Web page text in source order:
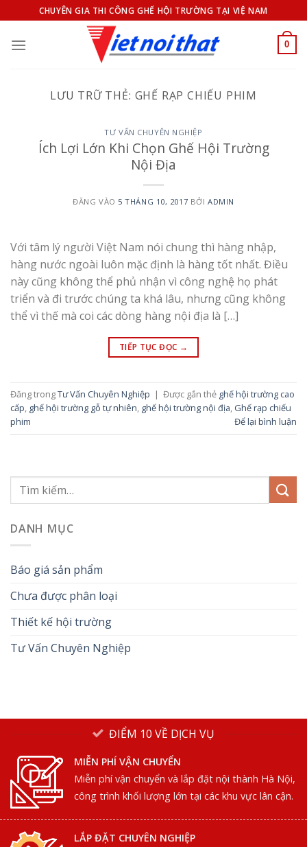
qua
nội
CHUYÊN GIA THI CÔNG GHẾ HỘI TRƯỜNG TẠI VIỆ NAM
0
LƯU TRỮ THẺ: GHẾ RẠP CHIẾU PHIM
TƯ VẤN CHUYÊN NGHIỆP
Ích Lợi Lớn Khi Chọn Ghế Hội Trường
Nội Địa
ĐĂNG VÀO 5 THÁNG 10, 2017 BỞI ADMIN
Với tâm lý người Việt Nam nói chung thì hàng nhập,
hàng nước ngoài luôn mặc định là hàng tốt nhất. Điều
này cũng không thể phủ nhận vì công nghệ họ phát
triển và đi trước chúng ta khá lâu, nhưng cũng không
thể vì thế mà coi các dòng hàng nội địa là […]
TIẾP TỤC ĐỌC →
Đăng trongTư Vấn Chuyên Nghiệp | Được gắn thẻ ghế hội trường cao
cấp, ghế hội trường gỗ tự nhiên, ghế hội trường nội địa, Ghế rạp chiếu
phim
Để lại bình luận
DANH MỤC
Báo giá sản phẩm
Chưa được phân loại
Thiết kế hội trường
Tư Vấn Chuyên Nghiệp
ĐIỂM 10 VỀ DỊCH VỤ
MIỄN PHÍ VẬN CHUYỂN
Miễn phí vận chuyển và lắp đặt nội thành Hà Nội,
công trình khối lượng lớn tại các khu vực lân cận.
LẮP ĐẶT CHUYÊN NGHIỆP